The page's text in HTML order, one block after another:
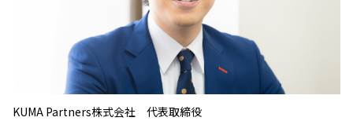
KUMA Partners株式会社 代表取締役